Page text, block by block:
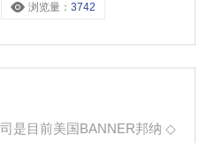
浏览量：3742